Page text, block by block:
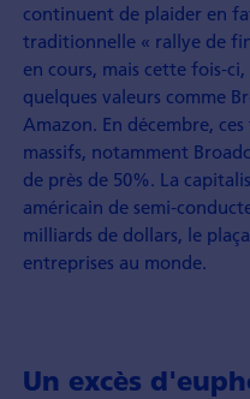
continuent de plaider en
traditionnelle « rallye de
en cours, mais cette fois-
quelques valeurs comme
Amazon. En décembre,
massifs, notamment
de près de 50%. La
américain de semi-
milliards de dollars, le
entreprises au monde.
Un excès